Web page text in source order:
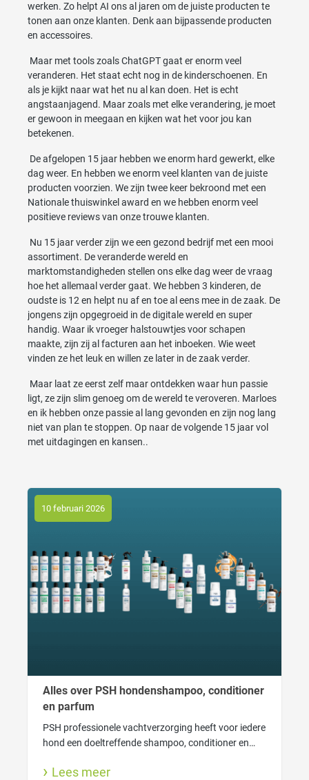
werken. Zo helpt AI ons al jaren om de juiste producten te
tonen aan onze klanten. Denk aan bijpassende producten
en accessoires.
Maar met tools zoals ChatGPT gaat er enorm veel
veranderen. Het staat echt nog in de kinderschoenen. En
als je kijkt naar wat het nu al kan doen. Het is echt
angstaanjagend. Maar zoals met elke verandering, je moet
er gewoon in meegaan en kijken wat het voor jou kan
betekenen.
De afgelopen 15 jaar hebben we enorm hard gewerkt, elke
dag weer. En hebben we enorm veel klanten van de juiste
producten voorzien. We zijn twee keer bekroond met een
Nationale thuiswinkel award en we hebben enorm veel
positieve reviews van onze trouwe klanten.
Nu 15 jaar verder zijn we een gezond bedrijf met een mooi
assortiment. De veranderde wereld en
marktomstandigheden stellen ons elke dag weer de vraag
hoe het allemaal verder gaat. We hebben 3 kinderen, de
oudste is 12 en helpt nu af en toe al eens mee in de zaak. De
jongens zijn opgegroeid in de digitale wereld en super
handig. Waar ik vroeger halstouwtjes voor schapen
maakte, zijn zij al facturen aan het inboeken. Wie weet
vinden ze het leuk en willen ze later in de zaak verder.
Maar laat ze eerst zelf maar ontdekken waar hun passie
ligt, ze zijn slim genoeg om de wereld te veroveren. Marloes
en ik hebben onze passie al lang gevonden en zijn nog lang
niet van plan te stoppen. Op naar de volgende 15 jaar vol
met uitdagingen en kansen..
10 februari 2026
Alles over PSH hondenshampoo, conditioner
en parfum
PSH professionele vachtverzorging heeft voor iedere
hond een doeltreffende shampoo, conditioner en
wassen goed is voor jouw hond en wanneer gebruik
Lees meer